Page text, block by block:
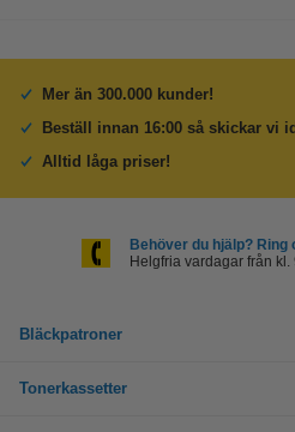
Mer än 300.000 kunder!
Beställ innan 16:00 så skickar vi
Alltid låga priser!
Behöver du hjälp? Ring
Helgfria vardagar från kl.
Bläckpatroner
Tonerkassetter